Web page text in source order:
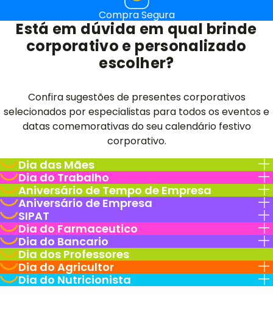
Compra Segura
Está em dúvida em qual brinde
corporativo e personalizado
escolher?
Confira sugestões de presentes corporativos
selecionados por especialistas para todos os eventos e
datas comemorativas do seu calendário festivo
corporativo.
Dia das Mães
Dia do Trabalho
Aniversário de Tempo de Empresa
Aniversário de Empresa
SIPAT
Dia do Farmaceutico
Dia do Bancario
Dia dos Professores
Dia do Agricultor
Dia do Nutricionista